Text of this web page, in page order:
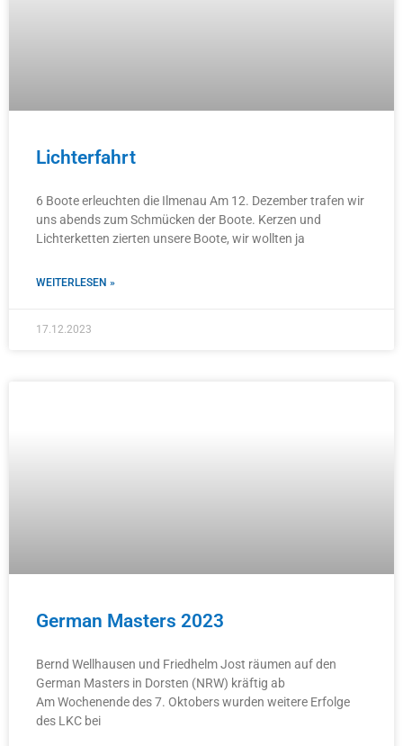
Lichterfahrt
6 Boote erleuchten die Ilmenau Am 12. Dezember trafen wir
uns abends zum Schmücken der Boote. Kerzen und
Lichterketten zierten unsere Boote, wir wollten ja
WEITERLESEN »
17.12.2023
German Masters 2023
Bernd Wellhausen und Friedhelm Jost räumen auf den
German Masters in Dorsten (NRW) kräftig ab
Am Wochenende des 7. Oktobers wurden weitere Erfolge
des LKC bei